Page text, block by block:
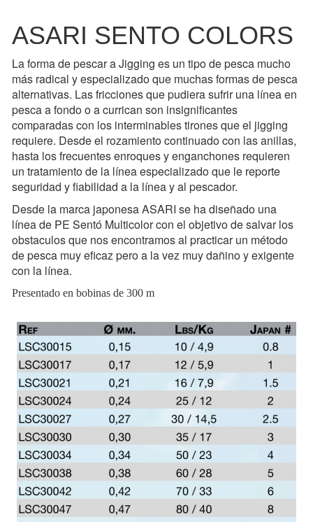
ASARI SENTO COLORS
La forma de pescar a Jigging es un tipo de pesca mucho
más radical y especializado que muchas formas de pesca
alternativas. Las fricciones que pudiera sufrir una línea en
pesca a fondo o a currican son insignificantes
comparadas con los interminables tirones que el jigging
requiere. Desde el rozamiento continuado con las anillas,
hasta los frecuentes enroques y enganchones requieren
un tratamiento de la línea especializado que le reporte
seguridad y fiabilidad a la línea y al pescador.
Desde la marca japonesa ASARI se ha diseñado una
línea de PE Sentó Multicolor con el objetivo de salvar los
obstaculos que nos encontramos al practicar un método
de pesca muy eficaz pero a la vez muy dañino y exigente
con la línea.
Presentado en bobinas de 300 m